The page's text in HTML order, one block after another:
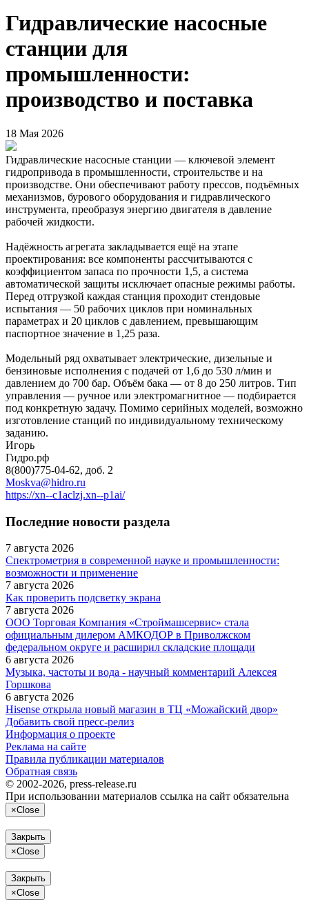
Гидравлические насосные
станции для
промышленности:
производство и поставка
18 Мая 2026
Гидравлические насосные станции — ключевой элемент
гидропривода в промышленности, строительстве и на
производстве. Они обеспечивают работу прессов, подъёмных
механизмов, бурового оборудования и гидравлического
инструмента, преобразуя энергию двигателя в давление
рабочей жидкости.
Надёжность агрегата закладывается ещё на этапе
проектирования: все компоненты рассчитываются с
коэффициентом запаса по прочности 1,5, а система
автоматической защиты исключает опасные режимы работы.
Перед отгрузкой каждая станция проходит стендовые
испытания — 50 рабочих циклов при номинальных
параметрах и 20 циклов с давлением, превышающим
паспортное значение в 1,25 раза.
Модельный ряд охватывает электрические, дизельные и
бензиновые исполнения с подачей от 1,6 до 530 л/мин и
давлением до 700 бар. Объём бака — от 8 до 250 литров. Тип
управления — ручное или электромагнитное — подбирается
под конкретную задачу. Помимо серийных моделей, возможно
изготовление станций по индивидуальному техническому
заданию.
Игорь
Гидро.рф
8(800)775-04-62, доб. 2
Moskva@hidro.ru
https://xn--c1aclzj.xn--p1ai/
Последние новости раздела
7 августа 2026
Спектрометрия в современной науке и промышленности:
возможности и применение
7 августа 2026
Как проверить подсветку экрана
7 августа 2026
ООО Торговая Компания «Строймашсервис» стала
официальным дилером АМКОДОР в Приволжском
федеральном округе и расширил складские площади
6 августа 2026
Музыка, частоты и вода - научный комментарий Алексея
Горшкова
6 августа 2026
Hisense открыла новый магазин в ТЦ «Можайский двор»
Добавить свой пресс-релиз
Информация о проекте
Реклама на сайте
Правила публикации материалов
Обратная связь
© 2002-2026, press-release.ru
При использовании материалов ссылка на сайт обязательна
×Close
Закрыть
×Close
Закрыть
×Close